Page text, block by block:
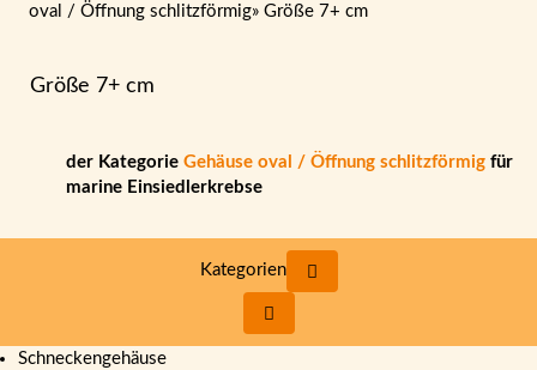
oval / Öffnung schlitzförmig» Größe 7+ cm
Größe 7+ cm
der Kategorie Gehäuse oval / Öffnung schlitzförmig für
marine Einsiedlerkrebse
Kategorien
Schneckengehäuse